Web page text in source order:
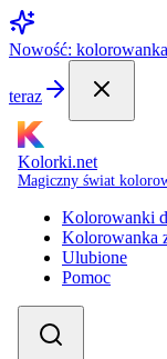
Nowość:
teraz
Kolorki.net
Magiczny świat
Kolorowanki
Kolorowanka
Ulubione
Pomoc